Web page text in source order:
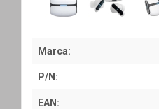
Marca:
P/N:
EAN: